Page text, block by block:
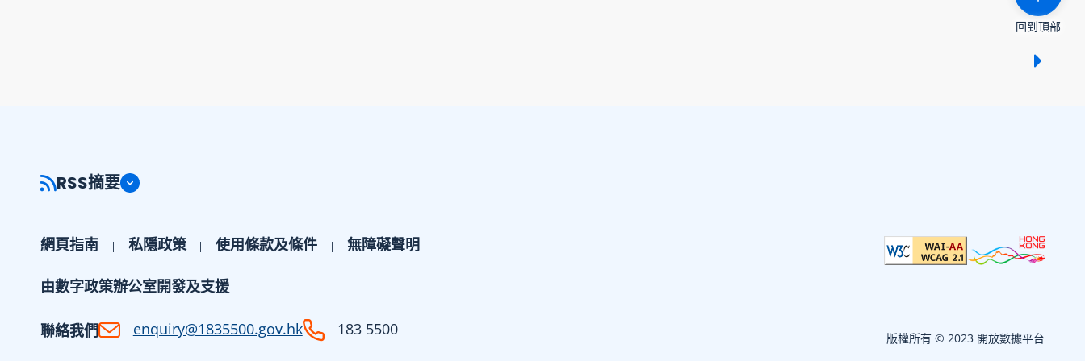
回到頂部
RSS摘要
網頁指南 私隱政策 使用條款及條件 無障礙聲明
由數字政策辦公室開發及支援
聯絡我們 enquiry@1835500.gov.hk 183 5500 版權所有 © 2023 開放數據平台